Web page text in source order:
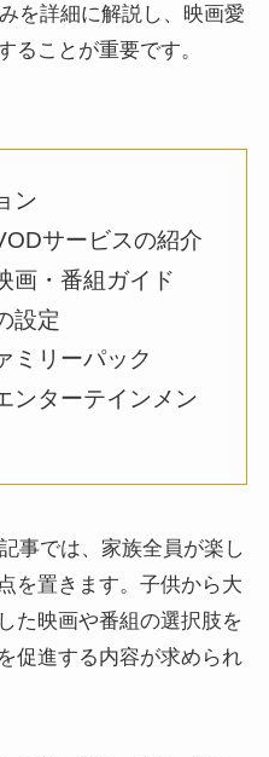
を詳細に解説し、映画愛
ることが重要です。
ン
サービスの紹介
画・番組ガイド
設定
ミリーパック
ンターテインメン
事では、家族全員が楽し
を置きます。子供から大
た映画や番組の選択肢を
促進する内容が求められ